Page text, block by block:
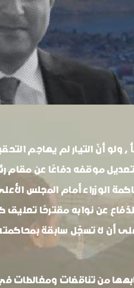
ولو أنّ التيار لم يهاجم
موقفه دفاعًا عن مقام
الوزراء أمام المجلس الأعلى
عن نوابه مقترحًا تعليق كلّ
لا تسجّل سابقة بمحاكمته
من تناقضات ومغالطات في